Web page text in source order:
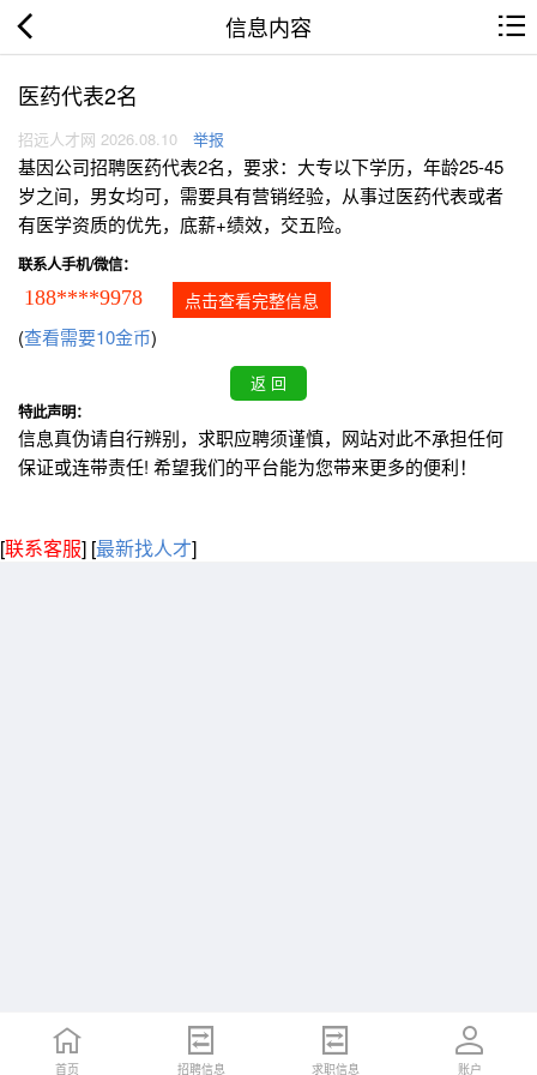
信息内容
医药代表2名
招远人才网 2026.08.10 举报
基因公司招聘医药代表2名，要求：大专以下学历，年龄25-45
岁之间，男女均可，需要具有营销经验，从事过医药代表或者
有医学资质的优先，底薪+绩效，交五险。
联系人手机/微信：
188****9978 点击查看完整信息
(查看需要10金币)
特此声明：
信息真伪请自行辨别，求职应聘须谨慎，网站对此不承担任何
保证或连带责任! 希望我们的平台能为您带来更多的便利！
[联系客服] [最新找人才]
首页 招聘信息 求职信息 账户